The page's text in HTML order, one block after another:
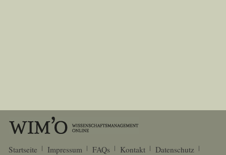
Startseite Impressum FAQs Kontakt
Datenschutz